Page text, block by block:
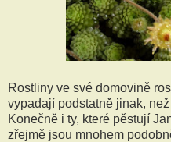
Rostliny ve své domovině
vypadají podstatně jinak,
Konečně i ty, které pěstují
zřejmě jsou mnohem